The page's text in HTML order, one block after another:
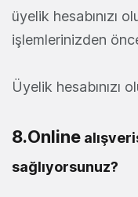
üyelik hesabınızı
işlemlerinizden
Üyelik hesabınızı
8.Online
sağlıyorsunuz?